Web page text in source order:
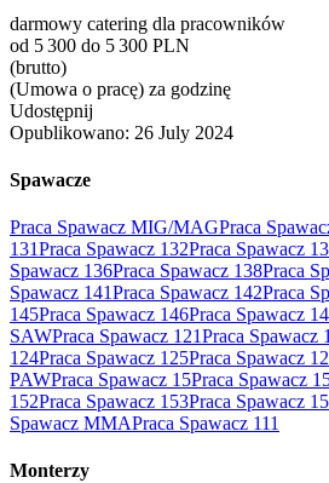
darmowy catering dla pracowników
od 5 300 do 5 300 PLN
(brutto)
(Umowa o pracę) za godzinę
Udostępnij
Opublikowano: 26 July 2024
Spawacze
Praca Spawacz MIG/MAGPraca
131Praca Spawacz 132Praca Spawacz
Spawacz 136Praca Spawacz 138Praca
Spawacz 141Praca Spawacz 142Praca
145Praca Spawacz 146Praca Spawacz
SAWPraca Spawacz 121Praca Spawacz
124Praca Spawacz 125Praca Spawacz
PAWPraca Spawacz 15Praca Spawacz
152Praca Spawacz 153Praca Spawacz
Spawacz MMAPraca Spawacz 111
Monterzy